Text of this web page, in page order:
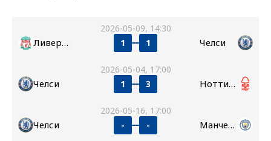
2026-05-09, 14:30
Ливерпуль 1 1 Челси
2026-05-04, 17:00
Челси 1 3 Ноттингем Форест
2026-05-16, 17:00
Челси - - Манчестер Сити